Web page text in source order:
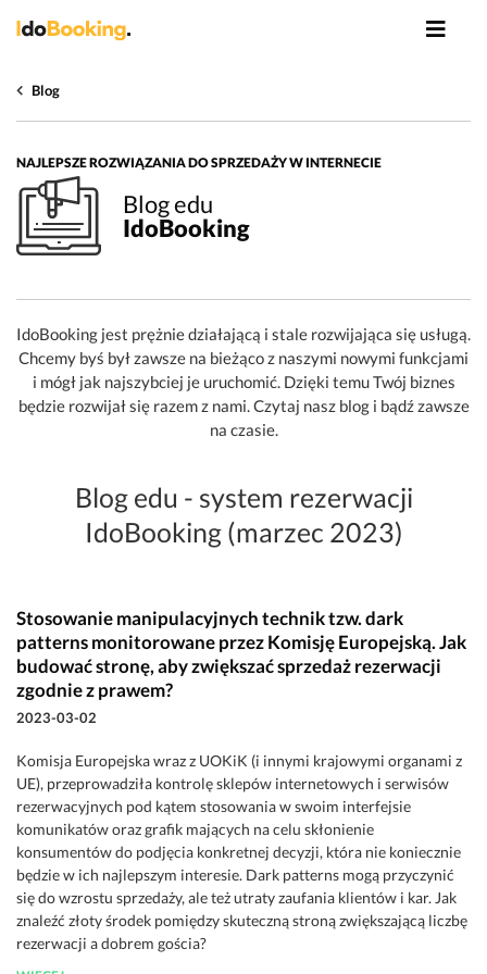
Blog
NAJLEPSZE ROZWIĄZANIA DO SPRZEDAŻY W INTERNECIE
Blog edu
IdoBooking
IdoBooking jest prężnie działającą i stale rozwijająca się usługą.
Chcemy byś był zawsze na bieżąco z naszymi nowymi funkcjami
i mógł jak najszybciej je uruchomić. Dzięki temu Twój biznes
będzie rozwijał się razem z nami. Czytaj nasz blog i bądź zawsze
na czasie.
Blog edu - system rezerwacji
IdoBooking (marzec 2023)
Stosowanie manipulacyjnych technik tzw. dark
patterns monitorowane przez Komisję Europejską. Jak
budować stronę, aby zwiększać sprzedaż rezerwacji
zgodnie z prawem?
2023-03-02
Komisja Europejska wraz z UOKiK (i innymi krajowymi organami z
UE), przeprowadziła kontrolę sklepów internetowych i serwisów
rezerwacyjnych pod kątem stosowania w swoim interfejsie
komunikatów oraz grafik mających na celu skłonienie
konsumentów do podjęcia konkretnej decyzji, która nie koniecznie
będzie w ich najlepszym interesie. Dark patterns mogą przyczynić
się do wzrostu sprzedaży, ale też utraty zaufania klientów i kar. Jak
znaleźć złoty środek pomiędzy skuteczną stroną zwiększającą liczbę
rezerwacji a dobrem gościa?